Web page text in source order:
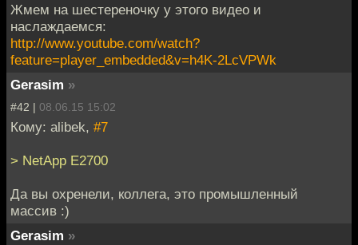
Жмем на шестереночку у этого видео и
наслаждаемся:
http://www.youtube.com/watch?
feature=player_embedded&v=h4K-2LcVPWk
Gerasim »
#42 | 08.06.15 15:02
Кому: alibek, #7
> NetApp E2700
Да вы охренели, коллега, это промышленный
массив :)
Gerasim »